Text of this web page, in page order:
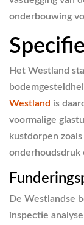
onderbouwing
Het Westland
Westland is
voormalige
kustdorpen
onderhoudsdruk
De Westlandse
inspectie